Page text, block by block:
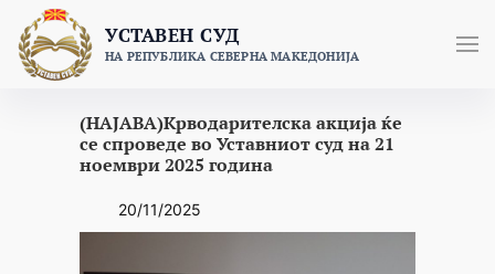
content
УСТАВЕН СУД
НА РЕПУБЛИКА СЕВЕРНА МАКЕДОНИЈА
(НАЈАВА)Крводарителска акција ќе
се спроведе во Уставниот суд на 21
ноември 2025 година
20/11/2025